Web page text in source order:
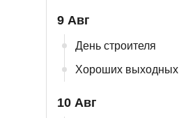
9 Авг
День строителя
Хороших выходных
10 Авг